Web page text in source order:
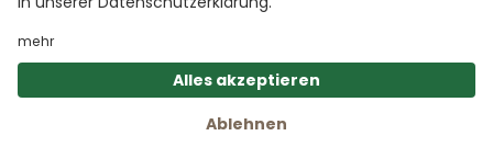
*GEDØNS = Inhaltsstoffe, auf die Len persönlich gerne
verzichtet. Bei jedem Produkt geben wir an, welche
das sind.